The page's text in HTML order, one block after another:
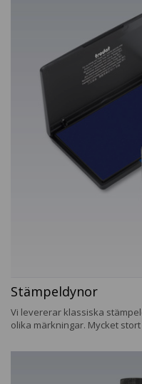
Stämpeldynor
Vi levererar klassiska
olika märkningar. Mycket